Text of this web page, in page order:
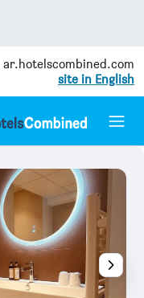
ar.hotelscombined.com
site in English